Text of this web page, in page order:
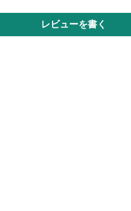
レビューを書く